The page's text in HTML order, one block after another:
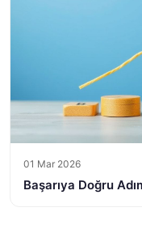
01 Mar 2026
Başarıya Doğru